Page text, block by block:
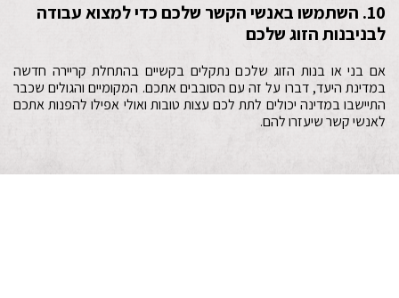
10. השתמשו באנשי הקשר שלכם כדי למצוא עבודה
לבניבנות הזוג שלכם
אם בני או בנות הזוג שלכם נתקלים בקשיים בהתחלת קריירה חדשה
במדינת היעד, דברו על זה עם הסובבים אתכם. המקומיים והגולים שכבר
התיישבו במדינה יכולים לתת לכם עצות טובות ואולי אפילו להפנות אתכם
לאנשי קשר שיעזרו להם.